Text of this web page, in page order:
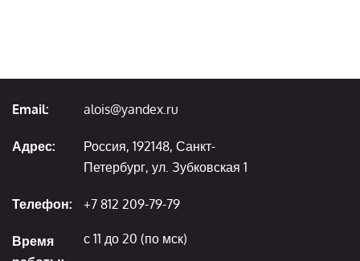
Email: alois@yandex.ru
Адрес:
Россия, 192148, Санкт-
Петербург, ул. Зубковская 1
Телефон: +7 812 209-79-79
Время
с 11 до 20 (по мск)